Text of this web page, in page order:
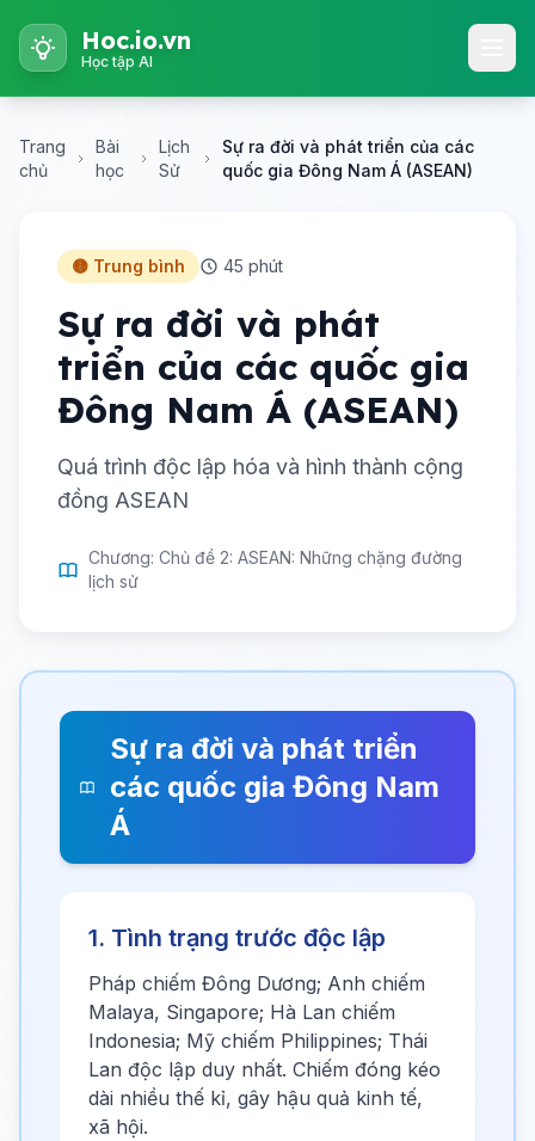
Hoc.io.vn
Học tập AI
Trang
chủ
Bài
học
Lịch
Sử
Sự ra đời và phát triển của các
quốc gia Đông Nam Á (ASEAN)
🟡 Trung bình 45 phút
Sự ra đời và phát
triển của các quốc gia
Đông Nam Á (ASEAN)
Quá trình độc lập hóa và hình thành cộng
đồng ASEAN
Chương: Chủ đề 2: ASEAN: Những chặng đường
lịch sử
Sự ra đời và phát triển
các quốc gia Đông Nam
Á
1. Tình trạng trước độc lập
Pháp chiếm Đông Dương; Anh chiếm
Malaya, Singapore; Hà Lan chiếm
Indonesia; Mỹ chiếm Philippines; Thái
Lan độc lập duy nhất. Chiếm đóng kéo
dài nhiều thế kỉ, gây hậu quả kinh tế,
xã hội.